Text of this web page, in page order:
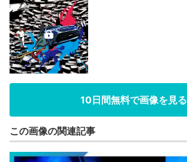
10日間無料で画像を見る
この画像の関連記事